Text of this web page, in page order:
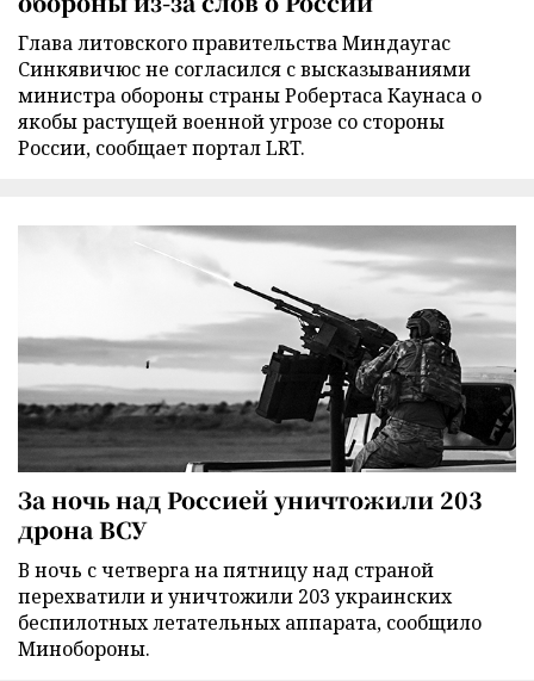
Глава литовского правительства Миндаугас
Синкявичюс не согласился с высказываниями
министра обороны страны Робертаса Каунаса о
якобы растущей военной угрозе со стороны
России, сообщает портал LRT.
За ночь над Россией уничтожили 203
дрона ВСУ
В ночь с четверга на пятницу над страной
перехватили и уничтожили 203 украинских
беспилотных летательных аппарата, сообщило
Минобороны.